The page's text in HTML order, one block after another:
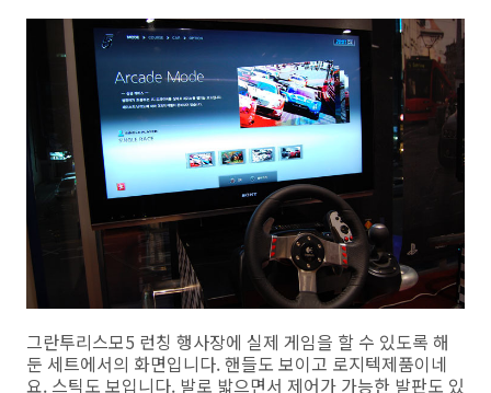
그란투리스모5 런칭 행사장에 실제 게임을 할 수 있도록 해
둔 세트에서의 화면입니다. 핸들도 보이고 로지텍제품이네
요. 스틱도 보입니다. 발로 밟으면서 제어가 가능한 발판도 있